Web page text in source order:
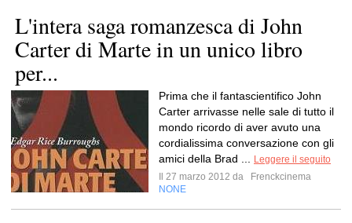
L'intera saga romanzesca di John
Carter di Marte in un unico libro
per...
Prima che il fantascientifico John
Carter arrivasse nelle sale di tutto il
mondo ricordo di aver avuto una
cordialissima conversazione con gli
amici della Brad ...
Leggere il seguito
Il 27 marzo 2012 da
Frenckcinema
NONE